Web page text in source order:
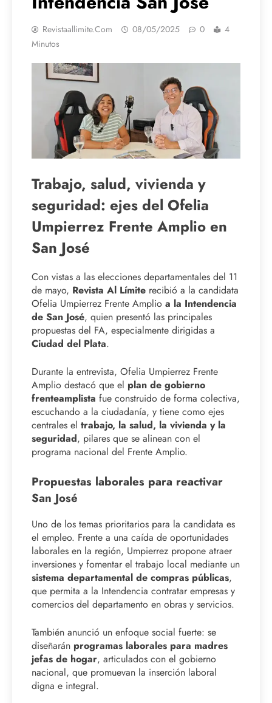
Revistaallimite.com 08/05/2025 0
4
Minutos
Trabajo, salud, vivienda y
seguridad: ejes del Ofelia
Umpierrez Frente Amplio en
San José
Con vistas a las elecciones departamentales del 11
de mayo, Revista Al Límite recibió a la candidata
Ofelia Umpierrez Frente Amplio a la Intendencia
de San José, quien presentó las principales
propuestas del FA, especialmente dirigidas a
Ciudad del Plata.
Durante la entrevista, Ofelia Umpierrez Frente
Amplio destacó que el plan de gobierno
frenteamplista fue construido de forma colectiva,
escuchando a la ciudadanía, y tiene como ejes
centrales el trabajo, la salud, la vivienda y la
seguridad, pilares que se alinean con el
programa nacional del Frente Amplio.
Propuestas laborales para reactivar
San José
Uno de los temas prioritarios para la candidata es
el empleo. Frente a una caída de oportunidades
laborales en la región, Umpierrez propone atraer
inversiones y fomentar el trabajo local mediante un
sistema departamental de compras públicas,
que permita a la Intendencia contratar empresas y
comercios del departamento en obras y servicios.
También anunció un enfoque social fuerte: se
diseñarán programas laborales para madres
jefas de hogar, articulados con el gobierno
nacional, que promuevan la inserción laboral
digna e integral.